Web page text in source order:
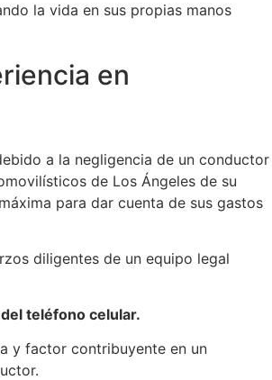
la vida en sus propias manos
en
a la negligencia de un conductor
de Los Ángeles de su
para dar cuenta de sus gastos
diligentes de un equipo legal
teléfono celular.
y factor contribuyente en un